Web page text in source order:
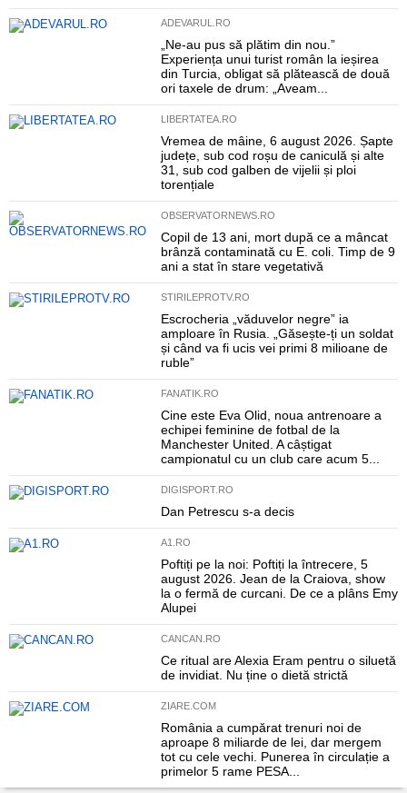
ADEVARUL.RO
„Ne-au pus să plătim din nou.”
Experiența unui turist român la ieșirea
din Turcia, obligat să plătească de două
ori taxele de drum: „Aveam...
LIBERTATEA.RO
Vremea de mâine, 6 august 2026. Șapte
județe, sub cod roșu de caniculă și alte
31, sub cod galben de vijelii și ploi
torențiale
OBSERVATORNEWS.RO
Copil de 13 ani, mort după ce a mâncat
brânză contaminată cu E. coli. Timp de 9
ani a stat în stare vegetativă
STIRILEPROTV.RO
Escrocheria „văduvelor negre” ia
amploare în Rusia. „Găsește-ți un soldat
și când va fi ucis vei primi 8 milioane de
ruble”
FANATIK.RO
Cine este Eva Olid, noua antrenoare a
echipei feminine de fotbal de la
Manchester United. A câștigat
campionatul cu un club care acum 5...
DIGISPORT.RO
Dan Petrescu s-a decis
A1.RO
Poftiți pe la noi: Poftiți la întrecere, 5
august 2026. Jean de la Craiova, show
la o fermă de curcani. De ce a plâns Emy
Alupei
CANCAN.RO
Ce ritual are Alexia Eram pentru o siluetă
de invidiat. Nu ține o dietă strictă
ZIARE.COM
România a cumpărat trenuri noi de
aproape 8 miliarde de lei, dar mergem
tot cu cele vechi. Punerea în circulație a
primelor 5 rame PESA...